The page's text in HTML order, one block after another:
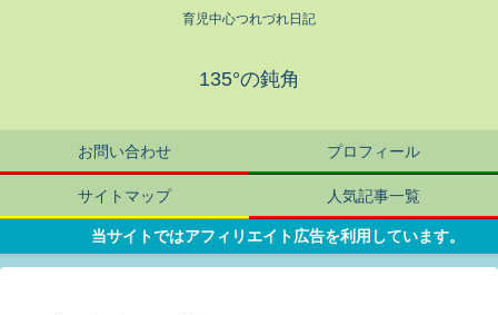
育児中心つれづれ日記
135°の鈍角
お問い合わせ プロフィール
サイトマップ 人気記事一覧
当サイトではアフィリエイト広告を利用しています。